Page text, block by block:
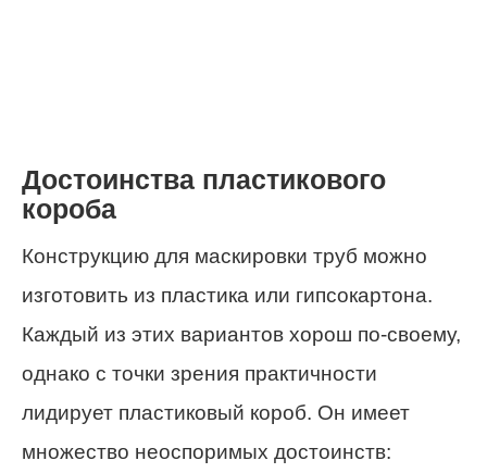
Достоинства пластикового
короба
Конструкцию для маскировки труб можно
изготовить из пластика или гипсокартона.
Каждый из этих вариантов хорош по-своему,
однако с точки зрения практичности
лидирует пластиковый короб. Он имеет
множество неоспоримых достоинств: